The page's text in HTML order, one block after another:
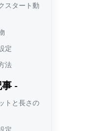
スタート動
定
法
-
トと長さの